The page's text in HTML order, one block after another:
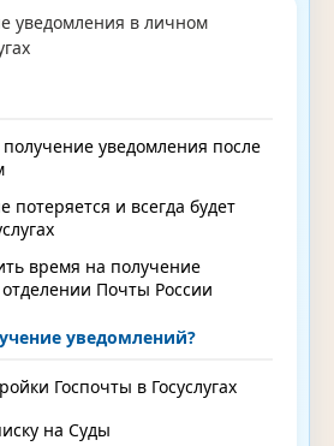
уведомления в личном
уведомления после
потеряется и всегда будет
время на получение
Почты России
уведомлений?
Госпочты в Госуслугах
на Суды